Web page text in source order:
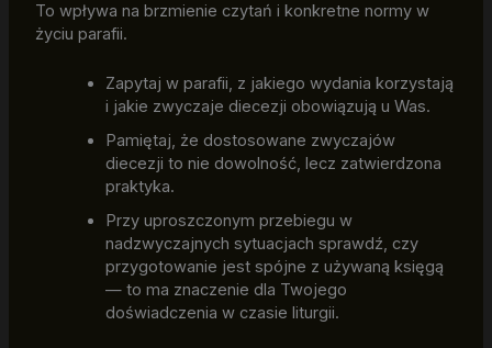
To wpływa na brzmienie czytań i konkretne normy w
życiu parafii.
Zapytaj w parafii, z jakiego wydania korzystają
i jakie zwyczaje diecezji obowiązują u Was.
Pamiętaj, że dostosowane zwyczajów
diecezji to nie dowolność, lecz zatwierdzona
praktyka.
Przy uproszczonym przebiegu w
nadzwyczajnych sytuacjach sprawdź, czy
przygotowanie jest spójne z używaną księgą
— to ma znaczenie dla Twojego
doświadczenia w czasie liturgii.